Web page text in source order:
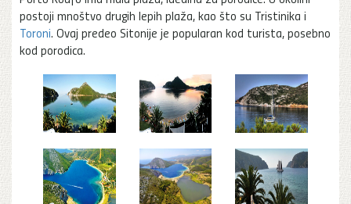
postoji mnoštvo drugih lepih plaža, kao što su Tristinika i
Toroni. Ovaj predeo Sitonije je popularan kod turista, posebno
kod porodica.